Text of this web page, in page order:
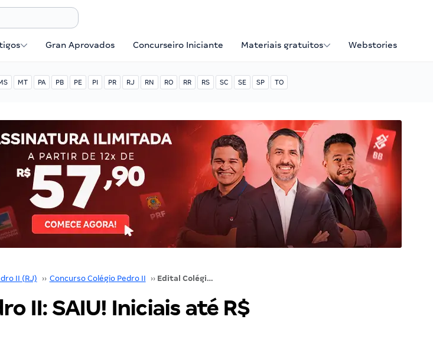
Gran Aprovados Concurseiro Iniciante Materiais gratuitos Webstories
MT PA PB PE PI PR RJ RN RO RR RS SC SE SP TO
II (RJ) ›› Concurso Colégio Pedro II ›› Edital Colégio Pedro II: SAIU! Iniciais até R$ 13,2 mil
II: SAIU! Iniciais até R$